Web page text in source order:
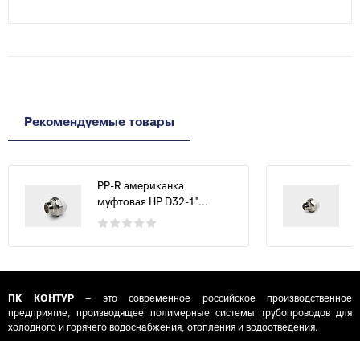
Рекомендуемые товары
PP-R американка
муфтовая НР D32-1"...
ПК КОНТУР– это современное российское производственное
предприятие, производящее полимерные системы трубопроводов для
холодного и горячего водоснабжения, отопления и водоотведения.